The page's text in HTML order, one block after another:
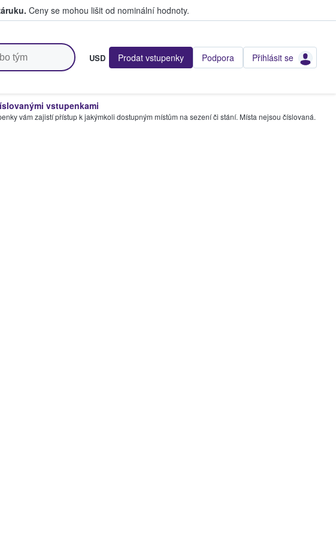
Ceny se mohou lišit od nominální hodnoty.
USD Prodat vstupenky Podpora Přihlásit se
vstupenkami
vám zajistí přístup k jakýmkoli dostupným místům na sezení či stání. Místa nejsou číslovaná.